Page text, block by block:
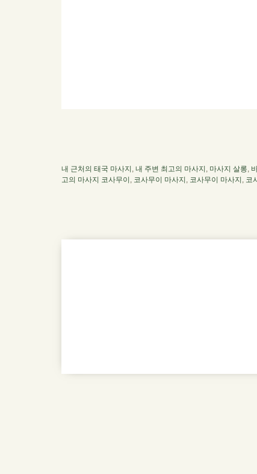
내 근처의 태국 마사지 , 내 주변 최고의 마사지 , 마사지 살롱,
고의 마사지 코사무이 , 코사무이 마사지 , 코사무이 마사지 , 코